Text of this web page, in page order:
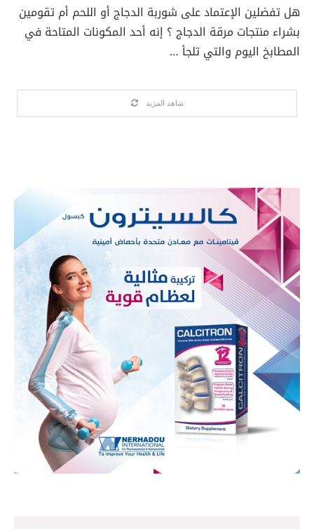
هل تفضلين الإعتماد على شوربة الدجاج أو اللحم أم تقومين
بشراء منتجات مرقة الدجاج ؟ إنه أحد المكونات المتاحة في
المطابخ اليوم والتي تلجأ …
شاهد المزيد